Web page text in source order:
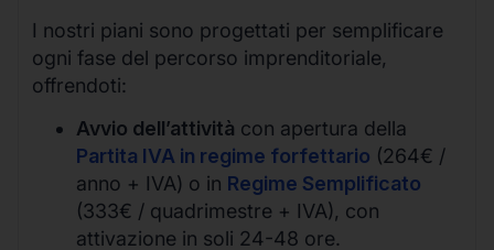
I nostri piani sono progettati per semplificare
ogni fase del percorso imprenditoriale,
offrendoti:
Avvio dell’attività con apertura della
Partita IVA in regime forfettario (264€ /
anno + IVA) o in Regime Semplificato
(333€ / quadrimestre + IVA), con
attivazione in soli 24-48 ore.